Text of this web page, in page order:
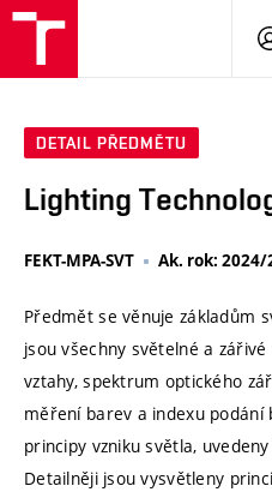
DETAIL PŘEDMĚTU
Lighting
FEKT-MPA-SVT Ak. rok: 2024/
Předmět se věnuje základům
jsou všechny světelné a
vztahy, spektrum optického
měření barev a indexu podání
principy vzniku světla,
Detailněji jsou vysvětleny